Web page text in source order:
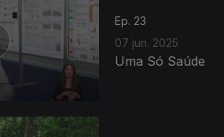
Ep. 23
07 jun. 2025
Uma Só Saúde